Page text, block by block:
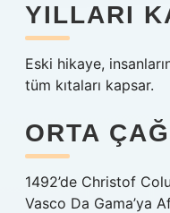
YILLARI
Eski hikaye,
tüm kıtaları kapsar.
ORTA
1492’de Christof
Vasco Da Gama’ya